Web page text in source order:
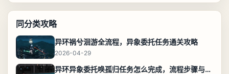
同分类攻略
异环祸兮洄游全流程，异象委托任务通关攻略
2026-04-29
异环异象委托唤孤归任务怎么完成，流程步骤与位置攻略